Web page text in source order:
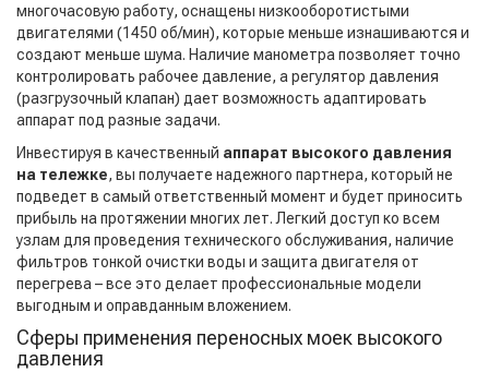
многочасовую работу, оснащены низкооборотистыми
двигателями (1450 об/мин), которые меньше изнашиваются и
создают меньше шума. Наличие манометра позволяет точно
контролировать рабочее давление, а регулятор давления
(разгрузочный клапан) дает возможность адаптировать
аппарат под разные задачи.
Инвестируя в качественный аппарат высокого давления
на тележке, вы получаете надежного партнера, который не
подведет в самый ответственный момент и будет приносить
прибыль на протяжении многих лет. Легкий доступ ко всем
узлам для проведения технического обслуживания, наличие
фильтров тонкой очистки воды и защита двигателя от
перегрева – все это делает профессиональные модели
выгодным и оправданным вложением.
Сферы применения переносных моек высокого
давления